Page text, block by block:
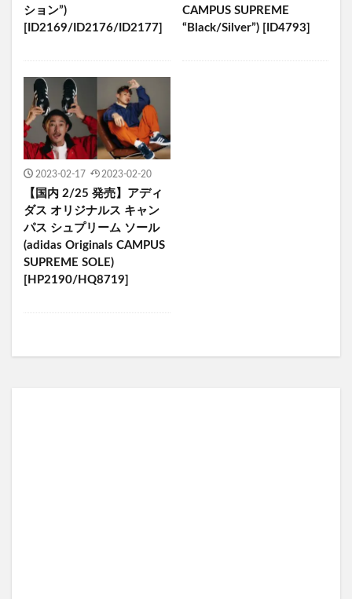
ション”)
[ID2169/ID2176/ID2177]
CAMPUS SUPREME
“Black/Silver”) [ID4793]
2023-02-17 2023-02-20
【国内 2/25 発売】アディ
ダス オリジナルス キャン
パス シュプリーム ソール
(adidas Originals CAMPUS
SUPREME SOLE)
[HP2190/HQ8719]